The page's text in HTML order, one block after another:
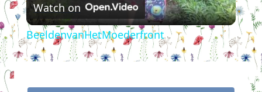
Video
Watch on
BeeldenvanHetMoederfront